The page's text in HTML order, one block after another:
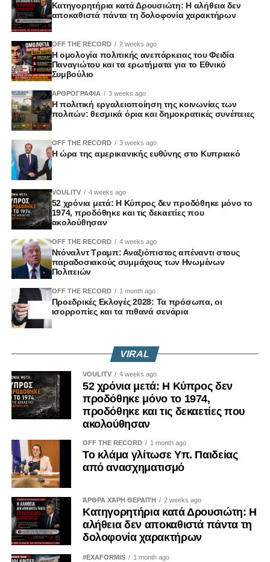
Κατηγορητήρια κατά Δρουσιώτη: Η αλήθεια δεν
αποκαθιστά πάντα τη δολοφονία χαρακτήρων
OFF THE RECORD 2 weeks ago
Η ομολογία πολιτικής ανεπάρκειας του Φειδία
Παναγιώτου και τα ερωτήματα για το Εθνικό
Συμβούλιο
ΑΡΘΡΟΓΡΑΦΙΑ 3 weeks ago
Η πολιτική εργαλειοποίηση της κοινωνίας των
πολιτών: θεσμικά όρια και δημοκρατικές συνέπειες
OFF THE RECORD 3 weeks ago
Η ώρα της αμερικανικής ευθύνης στο Κυπριακό
VOULITV 4 weeks ago
52 χρόνια μετά: Η Κύπρος δεν προδόθηκε μόνο το
1974, προδόθηκε και τις δεκαετίες που
ακολούθησαν
OFF THE RECORD 4 weeks ago
Ντόναλντ Τραμπ: Αναξιόπιστος απέναντι στους
παραδοσιακούς συμμάχους των Ηνωμένων
Πολιτειών
OFF THE RECORD 1 month ago
Προεδρικές Εκλογές 2028: Τα πρόσωπα, οι
ισορροπίες και τα πιθανά σενάρια
VIRAL
VOULITV 4 weeks ago
52 χρόνια μετά: Η Κύπρος δεν
προδόθηκε μόνο το 1974,
προδόθηκε και τις δεκαετίες που
ακολούθησαν
OFF THE RECORD 1 month ago
Το κλάμα γλίτωσε Υπ. Παιδείας
από ανασχηματισμό
ΆΡΘΡΑ ΧΆΡΗ ΘΕΡΑΠΉ 2 weeks ago
Κατηγορητήρια κατά Δρουσιώτη: Η
αλήθεια δεν αποκαθιστά πάντα τη
δολοφονία χαρακτήρων
#EXAFORMIS 1 month ago